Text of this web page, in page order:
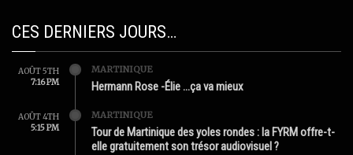
CES DERNIERS JOURS…
AOÛT 5TH
7:16 PM
MARTINIQUE
Hermann Rose -Élie …ça va mieux
AOÛT 4TH
5:15 PM
MARTINIQUE
Tour de Martinique des yoles rondes : la FYRM offre-t-
elle gratuitement son trésor audiovisuel ?